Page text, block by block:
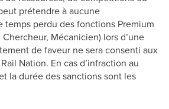
prétendre à aucune
temps perdu des fonctions Premium
Mécanicien) lors d’une
de faveur ne sera consenti aux
Nation. En cas d’infraction au
la durée des sanctions sont les